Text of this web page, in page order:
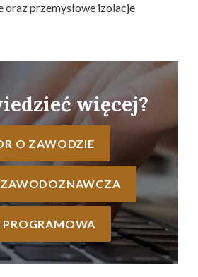
oraz przemysłowe izolacje
więcej?
O ZAWODZIE